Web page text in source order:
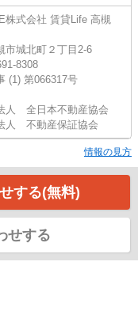
株式会社 賃貸Life 高槻
市城北町２丁目2-6
8308
(1) 第066317号
人 全日本不動産協会
人 不動産保証協会
情報の見方
する(無料)
せする